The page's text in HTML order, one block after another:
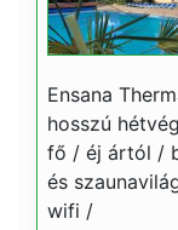
Ensana
hosszú
fő / éj ártól /
és
wifi /